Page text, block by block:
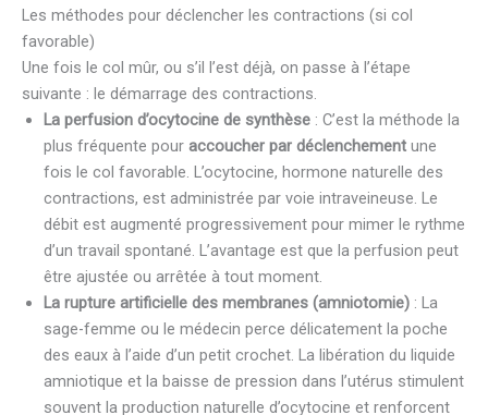
Les méthodes pour déclencher les contractions (si col
favorable)
Une fois le col mûr, ou s’il l’est déjà, on passe à l’étape
suivante : le démarrage des contractions.
La perfusion d’ocytocine de synthèse : C’est la méthode la
plus fréquente pour accoucher par déclenchement une
fois le col favorable. L’ocytocine, hormone naturelle des
contractions, est administrée par voie intraveineuse. Le
débit est augmenté progressivement pour mimer le rythme
d’un travail spontané. L’avantage est que la perfusion peut
être ajustée ou arrêtée à tout moment.
La rupture artificielle des membranes (amniotomie) : La
sage-femme ou le médecin perce délicatement la poche
des eaux à l’aide d’un petit crochet. La libération du liquide
amniotique et la baisse de pression dans l’utérus stimulent
souvent la production naturelle d’ocytocine et renforcent